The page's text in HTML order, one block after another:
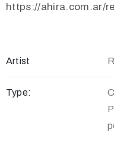
https://ahira.com.ar/
Artist
Type: